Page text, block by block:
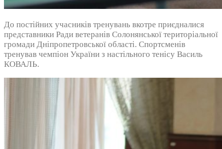
До постійних учасників тренувань вкотре приєдналися
представники Ради ветеранів Солонянської територіальної
громади Дніпропетровської області. Спортсменів
тренував чемпіон України з настільного тенісу Василь
КОВАЛЬ.